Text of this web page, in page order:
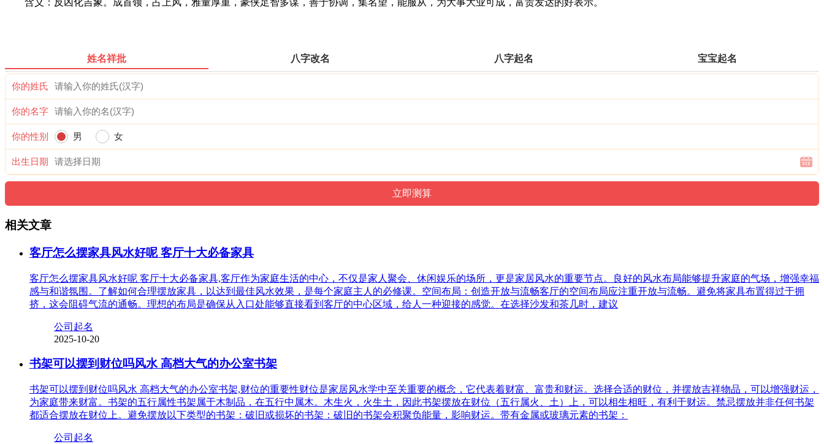
含义：反凶化吉象。成首领，占上风，雅量厚重，豪侠足智多谋，善于协调，集名望，能服从，为大事大业可成，富贵发达的好表示。
姓名祥批 八字改名 八字起名 宝宝起名
你的姓氏
你的名字
你的性别 男 女
出生日期
相关文章
客厅怎么摆家具风水好呢 客厅十大必备家具
客厅怎么摆家具风水好呢 客厅十大必备家具,客厅作为家庭生活的中心，不仅是家人聚会、休闲娱乐的场所，更是家居风水的重要节点。良好的风水布局能够提升家庭的气场，增强幸福
感与和谐氛围。了解如何合理摆放家具，以达到最佳风水效果，是每个家庭主人的必修课。空间布局：创造开放与流畅客厅的空间布局应注重开放与流畅。避免将家具布置得过于拥
挤，这会阻碍气流的通畅。理想的布局是确保从入口处能够直接看到客厅的中心区域，给人一种迎接的感觉。在选择沙发和茶几时，建议
公司起名
2025-10-20
书架可以摆到财位吗风水 高档大气的办公室书架
书架可以摆到财位吗风水 高档大气的办公室书架,财位的重要性财位是家居风水学中至关重要的概念，它代表着财富、富贵和财运。选择合适的财位，并摆放吉祥物品，可以增强财运，
为家庭带来财富。书架的五行属性书架属于木制品，在五行中属木。木生火，火生土，因此书架摆放在财位（五行属火、土）上，可以相生相旺，有利于财运。禁忌摆放并非任何书架
都适合摆放在财位上。避免摆放以下类型的书架：破旧或损坏的书架：破旧的书架会积聚负能量，影响财运。带有金属或玻璃元素的书架：
公司起名